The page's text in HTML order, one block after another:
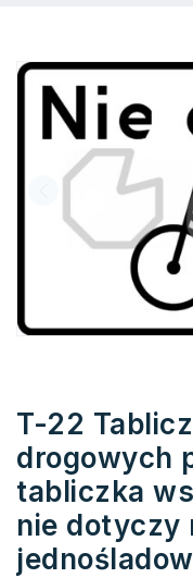
T-22
drogowych
tabliczka
nie dotyczy